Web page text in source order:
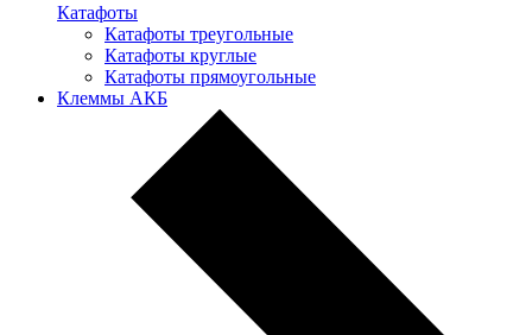
Катафоты
Катафоты треугольные
Катафоты круглые
Катафоты прямоугольные
Клеммы АКБ